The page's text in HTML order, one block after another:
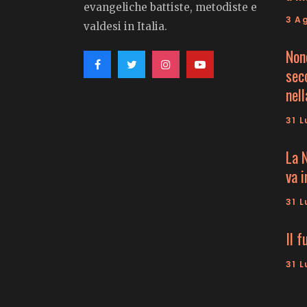
prodotto
evangeliche battiste, metodiste e
valdesi in Italia.
3
31
La
va
31
Il
31